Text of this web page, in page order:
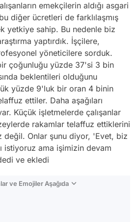
emekçilerin aldığı asgari
diğer ücretleri de farklılaşmış
yetkiye sahip. Bu nedenle biz
yaptırdık. İşçilere,
yöneticilere sorduk.
çoğunluğu yüzde 37'si 3 bin
beklentileri olduğunu
yüzde 9'luk bir oran 4 binin
ettiler. Daha aşağıları
Küçük işletmelerde çalışanlar
rakamlar telaffuz ettiklerini
değil. Onlar şunu diyor, 'Evet, biz
istiyoruz ama işimizin devam
ve ekledi
ve Emojiler Aşağıda